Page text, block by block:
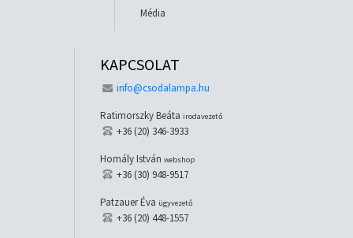
Média
KAPCSOLAT
info@csodalampa.hu
Ratimorszky Beáta irodavezető
+36 (20) 346-3933
Homály István webshop
+36 (30) 948-9517
Patzauer Éva ügyvezető
+36 (20) 448-1557